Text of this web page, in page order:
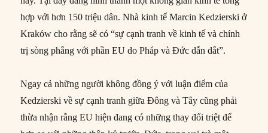
hợp với hơn 150 triệu dân. Nhà kinh tế Marcin Kedzierski ở
Kraków cho rằng sẽ có “sự cạnh tranh về kinh tế và chính
trị sòng phẳng với phần EU do Pháp và Đức dẫn dắt”.
Ngay cả những người không đồng ý với luận điểm của
Kedzierski về sự cạnh tranh giữa Đông và Tây cũng phải
thừa nhận rằng EU hiện đang có những thay đổi triệt để